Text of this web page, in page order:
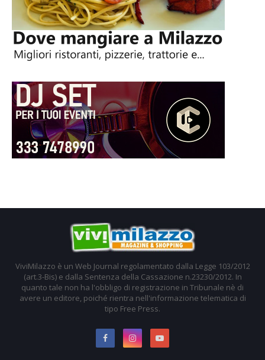
ViviMilazzo è un Web Journal regolamentato dalla Legge 103/2012
(art.3-Bis) e dalla Sentenza della Cassazione n.23230/2012. In
quanto tale non ha l'obbligo di registrazione in Tribunale nè di
avere un editore, poiché rientra nell'informazione telematica di
tipo Free Press.